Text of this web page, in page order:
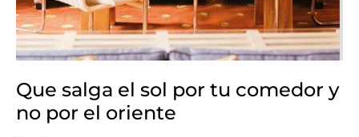
Que salga el sol por tu comedor y
no por el oriente